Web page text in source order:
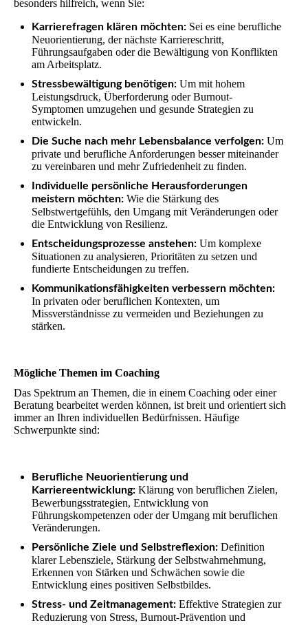
besonders hilfreich, wenn Sie:
Karrierefragen klären möchten: Sei es eine berufliche
Neuorientierung, der nächste Karriereschritt,
Führungsaufgaben oder die Bewältigung von Konflikten
am Arbeitsplatz.
Stressbewältigung benötigen: Um mit hohem
Leistungsdruck, Überforderung oder Burnout-
Symptomen umzugehen und gesunde Strategien zu
entwickeln.
Die Suche nach mehr Lebensbalance verfolgen: Um
private und berufliche Anforderungen besser miteinander
zu vereinbaren und mehr Zufriedenheit zu finden.
Individuelle persönliche Herausforderungen
meistern möchten: Wie die Stärkung des
Selbstwertgefühls, den Umgang mit Veränderungen oder
die Entwicklung von Resilienz.
Entscheidungsprozesse anstehen: Um komplexe
Situationen zu analysieren, Prioritäten zu setzen und
fundierte Entscheidungen zu treffen.
Kommunikationsfähigkeiten verbessern möchten:
In privaten oder beruflichen Kontexten, um
Missverständnisse zu vermeiden und Beziehungen zu
stärken.
Mögliche Themen im Coaching
Das Spektrum an Themen, die in einem Coaching oder einer
Beratung bearbeitet werden können, ist breit und orientiert sich
immer an Ihren individuellen Bedürfnissen. Häufige
Schwerpunkte sind:
Berufliche Neuorientierung und
Karriereentwicklung: Klärung von beruflichen Zielen,
Bewerbungsstrategien, Entwicklung von
Führungskompetenzen oder der Umgang mit beruflichen
Veränderungen.
Persönliche Ziele und Selbstreflexion: Definition
klarer Lebensziele, Stärkung der Selbstwahrnehmung,
Erkennen von Stärken und Schwächen sowie die
Entwicklung eines positiven Selbstbildes.
Stress- und Zeitmanagement: Effektive Strategien zur
Reduzierung von Stress, Burnout-Prävention und